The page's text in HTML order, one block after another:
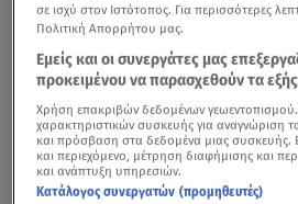
σε ισχύ στον Ιστότοπος. Για περισσότερες
Πολιτική Απορρήτου μας.
Εμείς και οι συνεργάτες μας
προκειμένου να παρασχεθούν τα
Χρήση επακριβών δεδομένων
χαρακτηριστικών συσκευής για αναγνώριση
και πρόσβαση στα δεδομένα μιας συσκευής.
και περιεχόμενο, μέτρηση διαφήμισης και
και ανάπτυξη υπηρεσιών.
Κατάλογος συνεργατών (προμηθευτές)